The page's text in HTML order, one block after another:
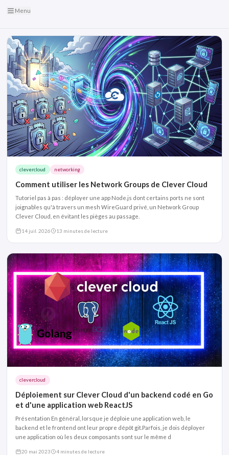
Menu
clevercloud networking
Comment utiliser les Network Groups de Clever Cloud
Tutoriel pas à pas : déployer une app Node.js dont certains ports ne sont
joignables qu'à travers un mesh WireGuard privé, un Network Group
Clever Cloud, en évitant les pièges au passage.
14 juil. 2026 13 minutes de lecture
clevercloud
Déploiement sur Clever Cloud d'un backend codé en Go
et d'une application web ReactJS
Présentation En général, lorsque je déploie une application web, le
backend et le frontend ont leur propre dépôt git.Parfois, je dois déployer
une application où les deux composants sont sur le même d
20 mai 2023 4 minutes de lecture